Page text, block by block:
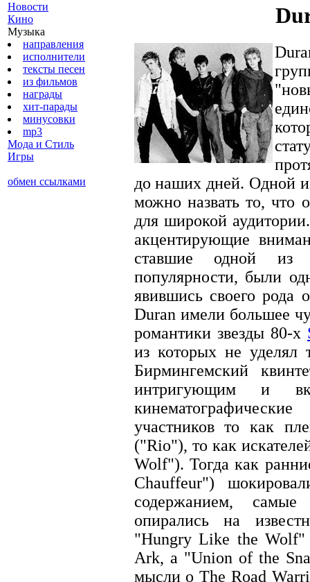
Новости
Кино
Музыка
направления
исполнители
тексты песен
из фильмов
награды
хит-парады
минусовки
mp3
Мода и Стиль
Игры
обмен ссылками
до наших дней. Одной
можно назвать то, что
для широкой
акцентирующие
ставшие одной из
популярности, были
явившись своего рода
Duran имели большее
романтики звезды 80-х
из которых не уделял
Бирмингемский
интригующим и
участников то как
("Rio"), то как
Wolf"). Тогда как
Chauffeur")
содержанием,
опирались на
"Hungry Like the Wolf"
Ark, а "Union of the
мысли о The Road